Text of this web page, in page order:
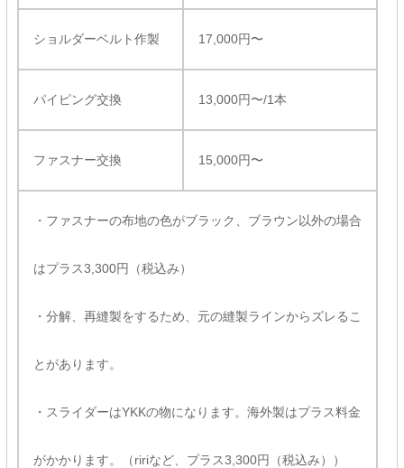
ショルダーベルト作製 17,000円〜
パイピング交換 13,000円〜/1本
ファスナー交換 15,000円〜
・ファスナーの布地の色がブラック、ブラウン以外の場合
はプラス3,300円（税込み）
・分解、再縫製をするため、元の縫製ラインからズレるこ
とがあります。
・スライダーはYKKの物になります。海外製はプラス料金
がかかります。（ririなど、プラス3,300円（税込み））